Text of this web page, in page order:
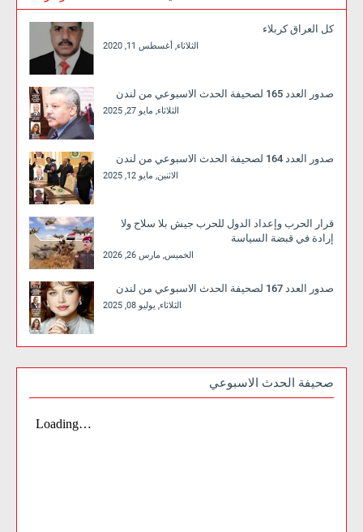
كل العراق كربلاء
الثلاثاء, أغسطس 11, 2020
صدور العدد 165 لصحيفة الحدث الاسبوعي من لندن
الثلاثاء, مايو 27, 2025
صدور العدد 164 لصحيفة الحدث الاسبوعي من لندن
الاثنين, مايو 12, 2025
قرار الحرب وإعداد الدول للحرب جيش بلا سلاح ولا
إرادة في قبضة السياسة
الخميس, مارس 26, 2026
صدور العدد 167 لصحيفة الحدث الاسبوعي من لندن
الثلاثاء, يوليو 08, 2025
صحيفة الحدث الاسبوعي